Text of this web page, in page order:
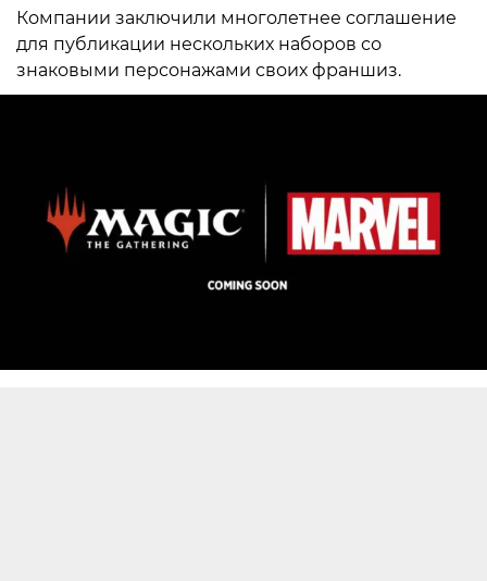
Компании заключили многолетнее соглашение
для публикации нескольких наборов со
знаковыми персонажами своих франшиз.